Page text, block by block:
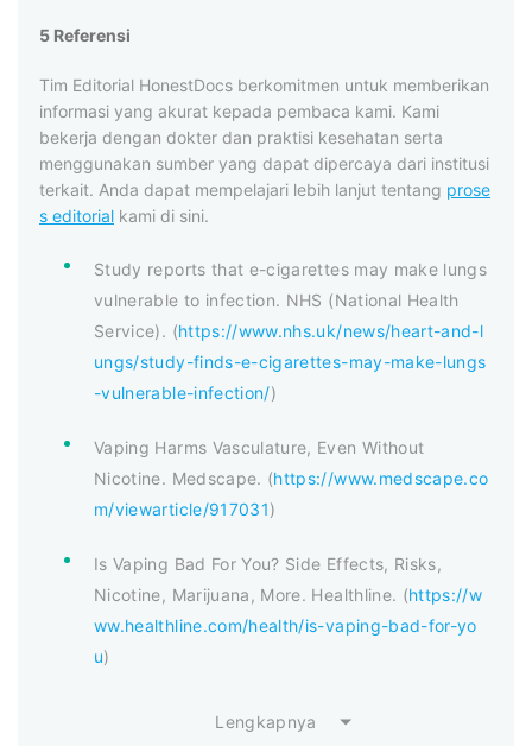
5 Referensi
Tim Editorial HonestDocs berkomitmen untuk memberikan
informasi yang akurat kepada pembaca kami. Kami
bekerja dengan dokter dan praktisi kesehatan serta
menggunakan sumber yang dapat dipercaya dari institusi
terkait. Anda dapat mempelajari lebih lanjut tentang prose
s editorial kami di sini.
Study reports that e-cigarettes may make lungs
vulnerable to infection. NHS (National Health
Service). (https://www.nhs.uk/news/heart-and-l
ungs/study-finds-e-cigarettes-may-make-lungs
-vulnerable-infection/)
Vaping Harms Vasculature, Even Without
Nicotine. Medscape. (https://www.medscape.co
m/viewarticle/917031)
Is Vaping Bad For You? Side Effects, Risks,
Nicotine, Marijuana, More. Healthline. (https://w
ww.healthline.com/health/is-vaping-bad-for-yo
u)
Lengkapnya